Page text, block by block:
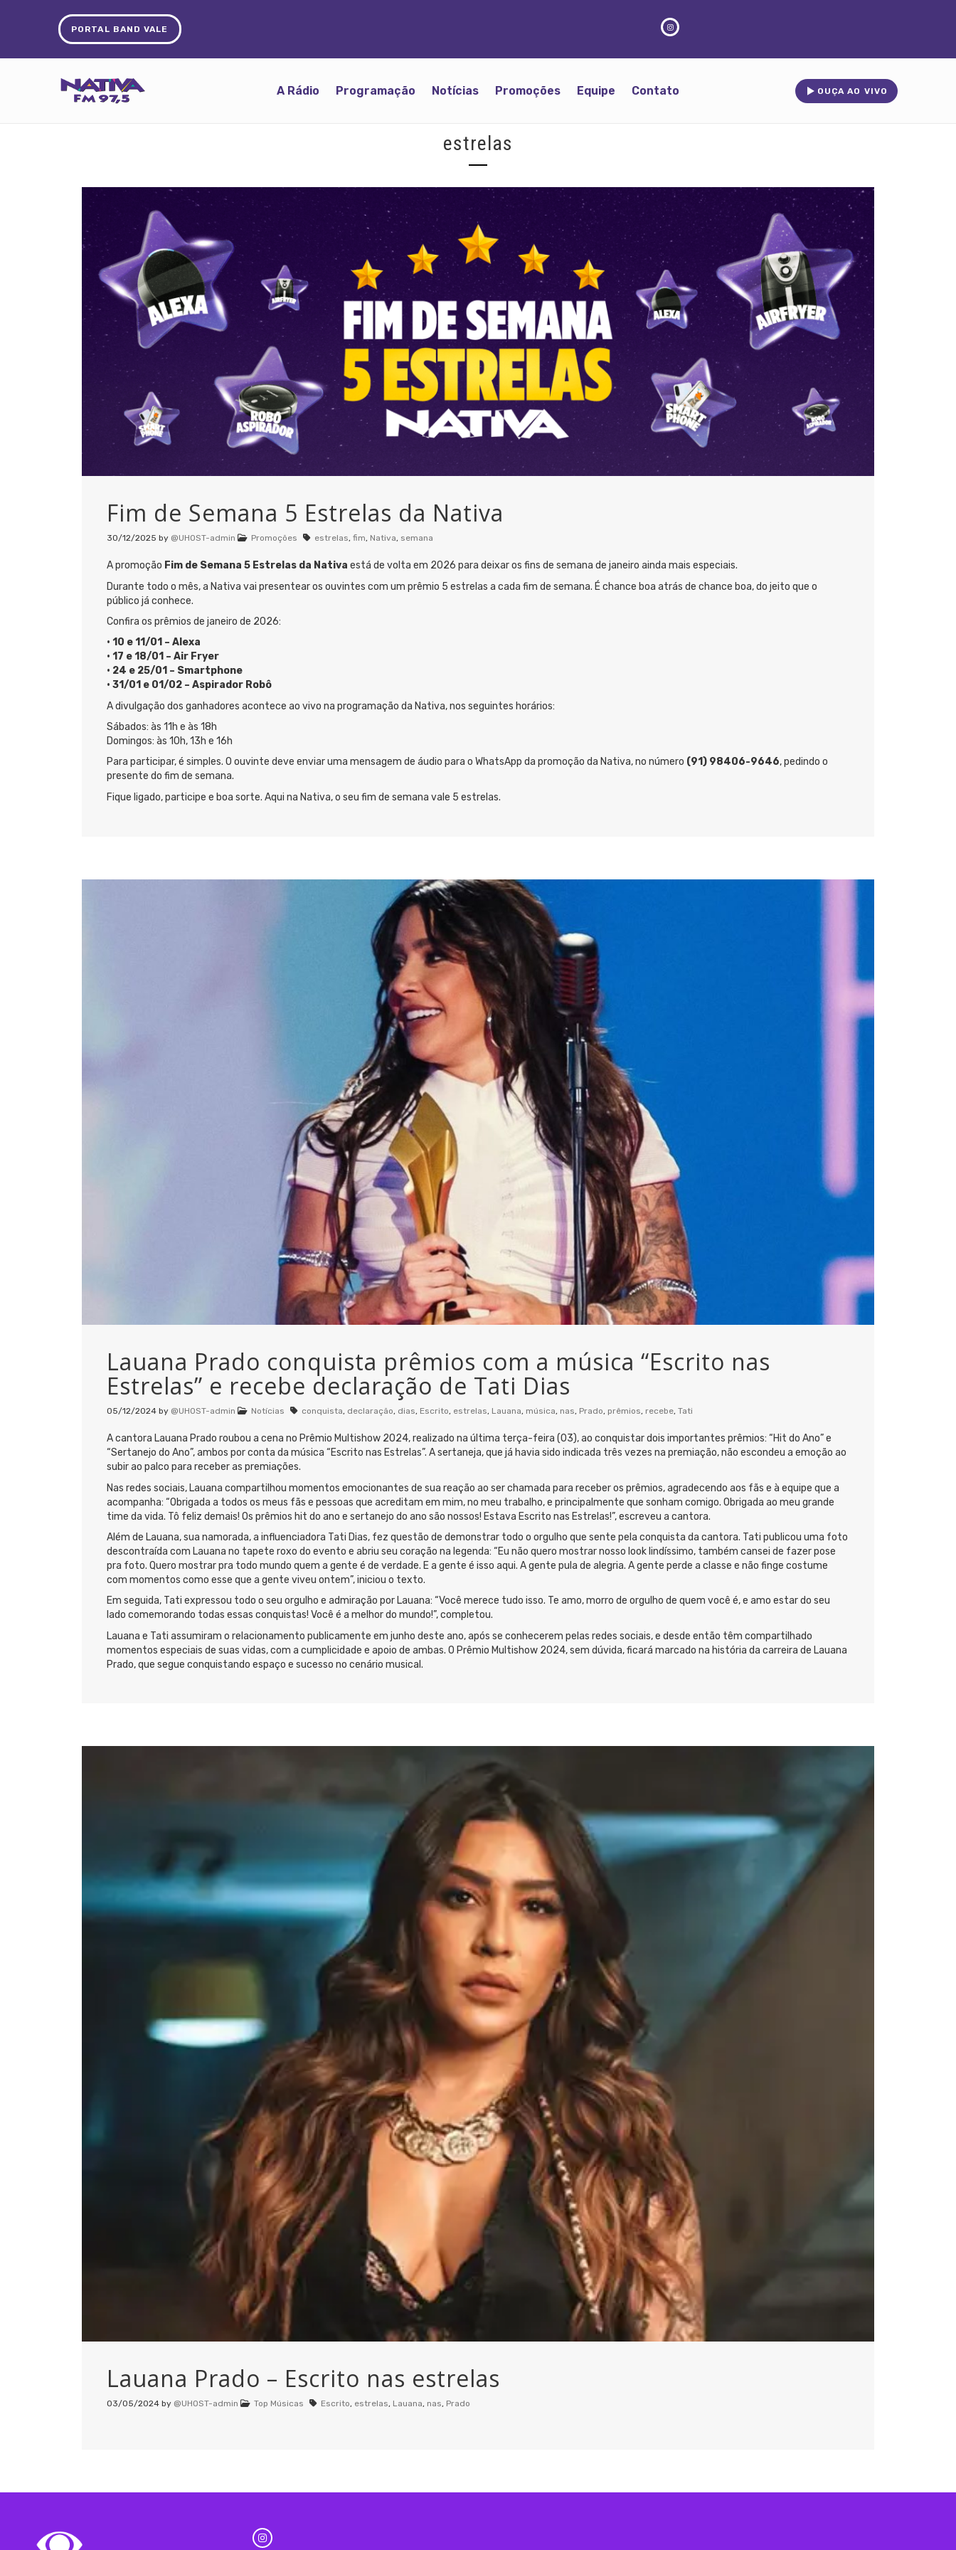
PORTAL BAND VALE
A Rádio Programação Notícias Promoções Equipe Contato OUÇA AO VIVO
estrelas
Fim de Semana 5 Estrelas da Nativa
30/12/2025 by @UHOST-admin Promoções estrelas, fim, Nativa, semana
A promoção Fim de Semana 5 Estrelas da Nativa está de volta em 2026 para deixar os fins de semana de janeiro ainda mais especiais.
Durante todo o mês, a Nativa vai presentear os ouvintes com um prêmio 5 estrelas a cada fim de semana. É chance boa atrás de chance boa, do jeito que o
público já conhece.
Confira os prêmios de janeiro de 2026:
• 10 e 11/01 – Alexa
• 17 e 18/01 – Air Fryer
• 24 e 25/01 – Smartphone
• 31/01 e 01/02 – Aspirador Robô
A divulgação dos ganhadores acontece ao vivo na programação da Nativa, nos seguintes horários:
Sábados: às 11h e às 18h
Domingos: às 10h, 13h e 16h
Para participar, é simples. O ouvinte deve enviar uma mensagem de áudio para o WhatsApp da promoção da Nativa, no número (91) 98406-9646, pedindo o
presente do fim de semana.
Fique ligado, participe e boa sorte. Aqui na Nativa, o seu fim de semana vale 5 estrelas.
Lauana Prado conquista prêmios com a música “Escrito nas
Estrelas” e recebe declaração de Tati Dias
05/12/2024 by @UHOST-admin Notícias conquista, declaração, dias, Escrito, estrelas, Lauana, música, nas, Prado, prêmios, recebe, Tati
A cantora Lauana Prado roubou a cena no Prêmio Multishow 2024, realizado na última terça-feira (03), ao conquistar dois importantes prêmios: “Hit do Ano” e
“Sertanejo do Ano”, ambos por conta da música “Escrito nas Estrelas”. A sertaneja, que já havia sido indicada três vezes na premiação, não escondeu a emoção ao
subir ao palco para receber as premiações.
Nas redes sociais, Lauana compartilhou momentos emocionantes de sua reação ao ser chamada para receber os prêmios, agradecendo aos fãs e à equipe que a
acompanha: “Obrigada a todos os meus fãs e pessoas que acreditam em mim, no meu trabalho, e principalmente que sonham comigo. Obrigada ao meu grande
time da vida. Tô feliz demais! Os prêmios hit do ano e sertanejo do ano são nossos! Estava Escrito nas Estrelas!”, escreveu a cantora.
Além de Lauana, sua namorada, a influenciadora Tati Dias, fez questão de demonstrar todo o orgulho que sente pela conquista da cantora. Tati publicou uma foto
descontraída com Lauana no tapete roxo do evento e abriu seu coração na legenda: “Eu não quero mostrar nosso look lindíssimo, também cansei de fazer pose
pra foto. Quero mostrar pra todo mundo quem a gente é de verdade. E a gente é isso aqui. A gente pula de alegria. A gente perde a classe e não finge costume
com momentos como esse que a gente viveu ontem”, iniciou o texto.
Em seguida, Tati expressou todo o seu orgulho e admiração por Lauana: “Você merece tudo isso. Te amo, morro de orgulho de quem você é, e amo estar do seu
lado comemorando todas essas conquistas! Você é a melhor do mundo!”, completou.
Lauana e Tati assumiram o relacionamento publicamente em junho deste ano, após se conhecerem pelas redes sociais, e desde então têm compartilhado
momentos especiais de suas vidas, com a cumplicidade e apoio de ambas. O Prêmio Multishow 2024, sem dúvida, ficará marcado na história da carreira de Lauana
Prado, que segue conquistando espaço e sucesso no cenário musical.
Lauana Prado – Escrito nas estrelas
03/05/2024 by @UHOST-admin Top Músicas Escrito, estrelas, Lauana, nas, Prado